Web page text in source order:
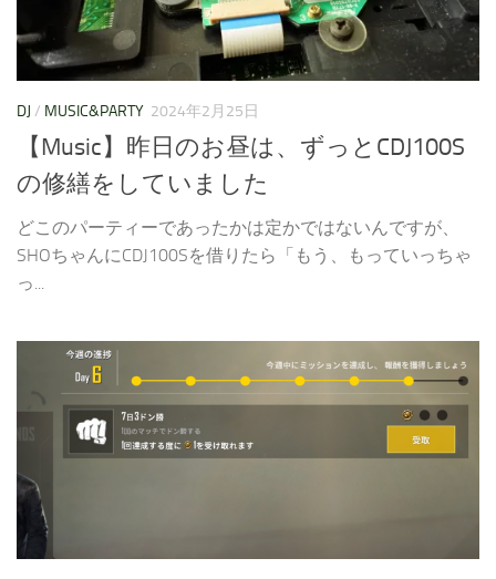
DJ / MUSIC&PARTY 2024年2月25日
【Music】昨日のお昼は、ずっとCDJ100S
の修繕をしていました
どこのパーティーであったかは定かではないんですが、
SHOちゃんにCDJ100Sを借りたら「もう、もっていっちゃ
っ...